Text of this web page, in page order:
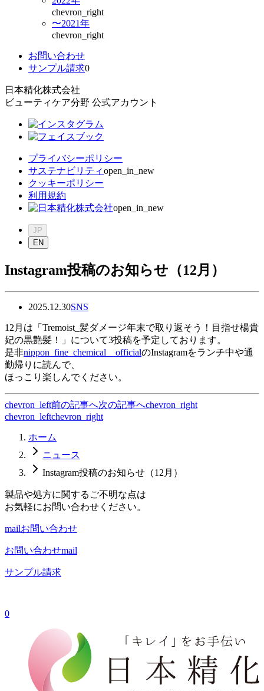
chevron_right
〜2021年
chevron_right
お問い合わせ
サンプル請求0
日本精化株式会社
ビューティケア分野 公式アカウント
プライバシーポリシー
サステナビリティopen_in_new
クッキーポリシー
利用規約
open_in_new
JP
EN
Instagram投稿のお知らせ（12月）
2025.12.30SNS
12月は「Tremoist_髪ダメージ年末で取り返そう！目指せ楊貴
妃の黒艶髪！」について3投稿を予定しております。
是非nippon_fine_chemical__officialのInstagramをランチ中や通
勤帰りに読んで、
ほっこり楽しんでください。
chevron_left前の記事へ次の記事へchevron_right
chevron_leftchevron_right
ホーム
ニュース
Instagram投稿のお知らせ（12月）
製品や処方に関するご不明な点は
お気軽にお問い合わせください。
mailお問い合わせ
お問い合わせmail
サンプル請求
0